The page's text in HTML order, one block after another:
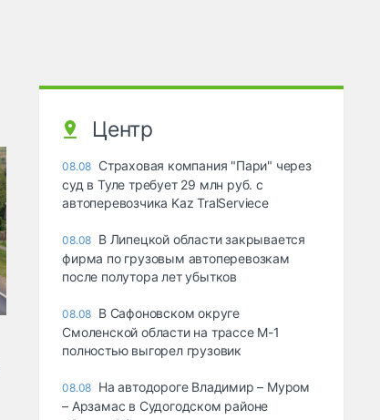
Центр
08.08 Страховая компания "Пари" через
суд в Туле требует 29 млн руб. с
автоперевозчика Kaz TralServiece
08.08 В Липецкой области закрывается
фирма по грузовым автоперевозкам
после полутора лет убытков
08.08 В Сафоновском округе
Смоленской области на трассе М-1
полностью выгорел грузовик
08.08 На автодороге Владимир – Муром
– Арзамас в Судогодском районе